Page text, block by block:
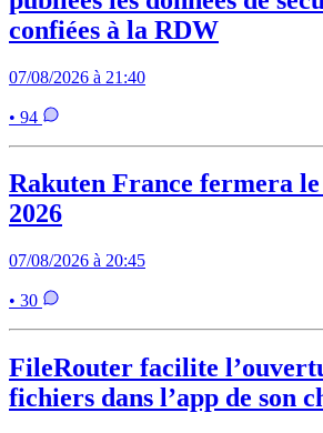
confiées à la RDW
07/08/2026 à 21:40
• 94
Rakuten France fermera le
2026
07/08/2026 à 20:45
• 30
FileRouter facilite
fichiers dans l’app de son